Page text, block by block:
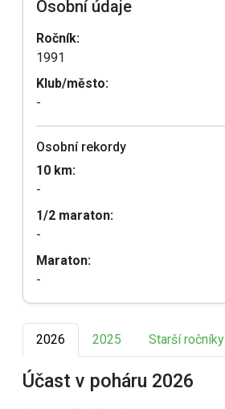
Osobní údaje
Ročník:
1991
Klub/město:
-
Osobní rekordy
10 km:
-
1/2 maraton:
-
Maraton:
-
2026 2025 Starší ročníky
Účast v poháru 2026